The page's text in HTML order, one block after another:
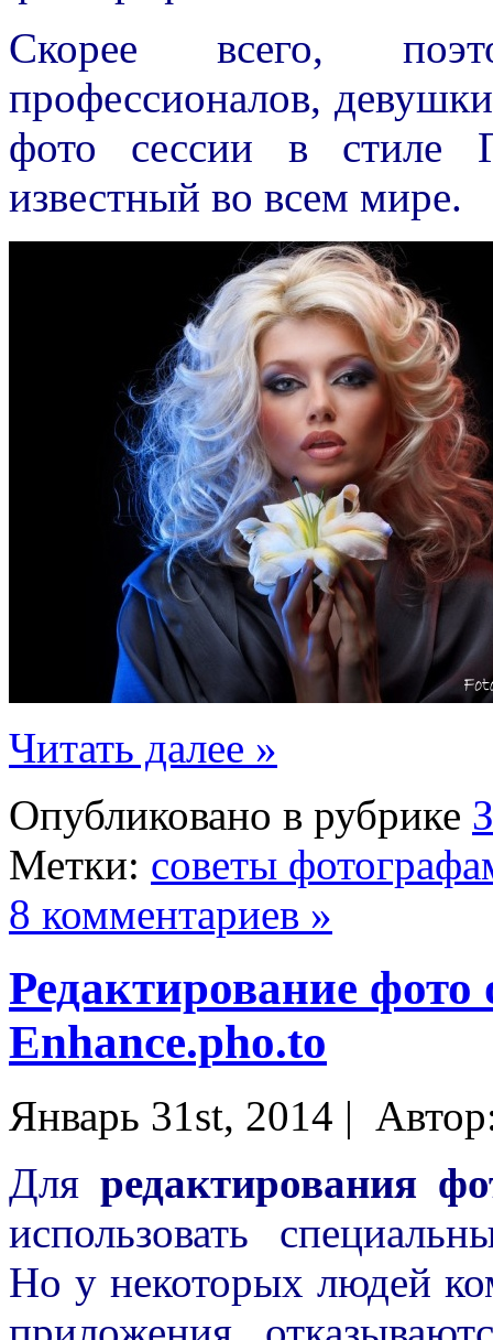
Скорее всего,
профессионалов,
фото сессии в стиле
известный во всем мире.
Читать далее »
Опубликовано в рубрике
Метки: советы
8 комментариев »
Редактирование фото
Enhance.pho.to
Январь 31st, 2014 |
Для редактирования
использовать
Но у некоторых людей